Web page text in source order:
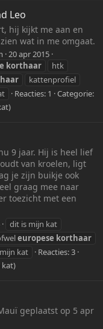
Leo
hij kijkt me aan en
wat in me omgaat.
20 apr 2015
korthaar
htk
kattenprofiel
Reacties: 1
Categorie:
9 jaar. Hij is heel lief
van kroelen, ligt
je zijn buikje ook
graag mee naar
toezicht met een
dit is mijn kat
europese korthaar
mijn kat
Reacties: 3
kat)
geplaatst op 5 apr